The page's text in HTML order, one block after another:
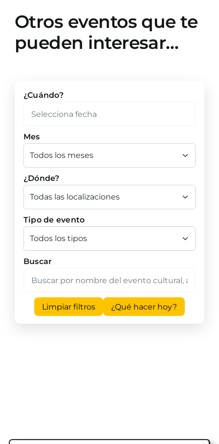
Otros eventos que te
pueden interesar…
¿Cuándo?
Mes
¿Dónde?
Tipo de evento
Buscar
Limpiar filtros ¿Qué hacer hoy?